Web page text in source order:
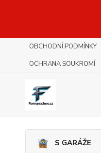
OBCHODNÍ PODMÍNKY
OCHRANA SOUKROMÍ
S GARÁŽE